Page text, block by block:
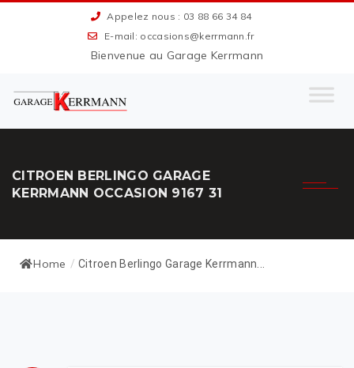
Appelez nous : 03 88 66 34 84
E-mail: occasions@kerrmann.fr
Bienvenue au Garage Kerrmann
CITROEN BERLINGO GARAGE
KERRMANN OCCASION 9167 31
Home / Citroen Berlingo Garage Kerrmann...